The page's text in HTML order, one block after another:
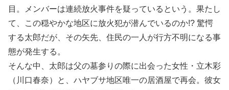
目。メンバーは連続放火事件を疑っているという。果たし
て、この穏やかな地区に放火犯が潜んでいるのか!? 驚愕
する太郎だが、その矢先、住民の一人が行方不明になる事
態が発生する。
そんな中、太郎は父の墓参りの際に出会った女性・立木彩
（川口春奈）と、ハヤブサ地区唯一の居酒屋で再会。彼女